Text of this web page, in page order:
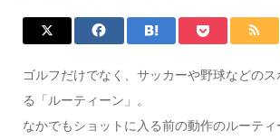
ゴルフだけでなく、サッカーや野球などの
る「ルーティーン」。
なかでもショットに入る前の動作のルーティ